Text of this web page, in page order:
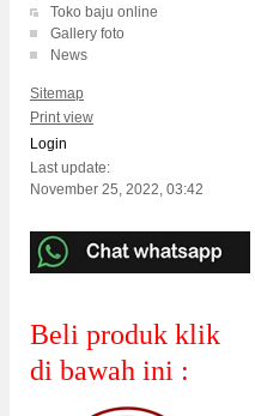
Toko baju online
Gallery foto
News
Sitemap
Print view
Login
Last update:
November 25, 2022, 03:42
Beli produk klik
di bawah ini :